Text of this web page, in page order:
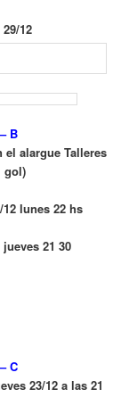
12
B
el alargue Talleres
gol)
lunes 22 hs
21 30
C
23/12 a las 21